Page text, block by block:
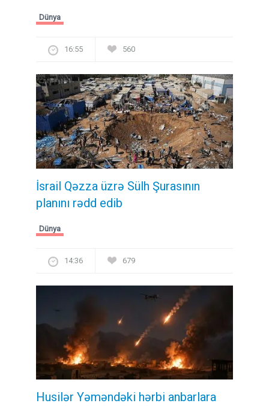
Dünya
16:55 560
İsrail Qəzza üzrə Sülh Şurasının
planını rədd edib
Dünya
14:36 679
Husilər Yəməndəki hərbi anbarlara